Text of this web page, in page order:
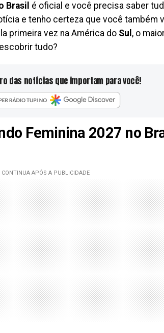
Brasil é oficial e você precisa saber
e tenho certeza que você também
primeira vez na América do Sul , o
tudo?
das notícias que importam para você!
Feminina 2027 no